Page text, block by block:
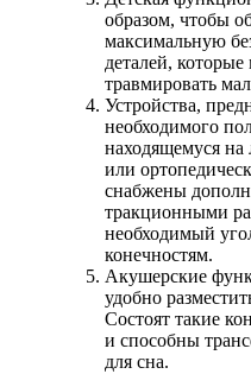
образом, чтобы
максимальную
деталей,
травмировать
Устройства,
необходимого
находящемуся на
или
снабжены
тракционными
необходимый
конечностям.
Акушерские
удобно
Состоят такие
и способны
для сна.